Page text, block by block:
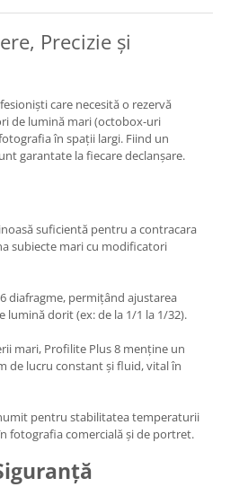
Precizie și
care necesită o rezervă
de lumină mari (octobox-uri
în spații largi. Fiind un
garantate la fiecare declanșare.
suficientă pentru a contracara
subiecte mari cu modificatori
diafragme, permițând ajustarea
dorit (ex: de la 1/1 la 1/32).
mari, Profilite Plus 8 menține un
de lucru constant și fluid, vital în
pentru stabilitatea temperaturii
fotografia comercială și de portret.